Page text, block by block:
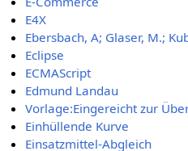
E4X
Ebersbach, A; Glaser, M.;
Eclipse
ECMAScript
Edmund Landau
Vorlage:Eingereicht zur
Einhüllende Kurve
Einsatzmittel-Abgleich